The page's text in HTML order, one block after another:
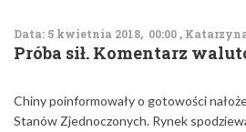
Data: 5 kwietnia 2018, 00:00 ,
Próba sił. Komentarz
Chiny poinformowały o gotowości
Stanów Zjednoczonych. Rynek